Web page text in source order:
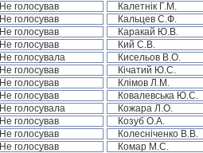
Не голосував Калетнік Г.М.
Не голосував Кальцев С.Ф.
Не голосував Каракай Ю.В.
Не голосував Кий С.В.
Не голосувала Кисельов В.О.
Не голосував Кічатий Ю.С.
Не голосував Клімов Л.М.
Не голосував Ковалевська Ю.С.
Не голосувала Кожара Л.О.
Не голосував Козуб О.А.
Не голосував Колесніченко В.В.
Не голосував Комар М.С.